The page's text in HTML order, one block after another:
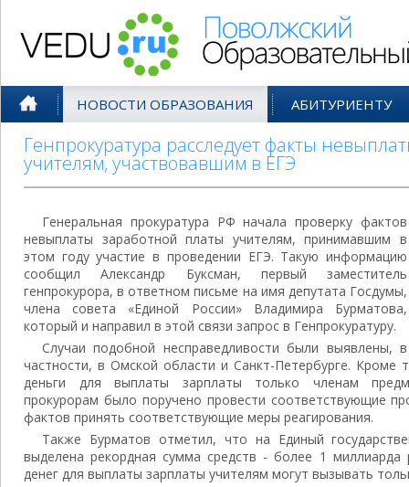
НОВОСТИ ОБРАЗОВАНИЯ АБИТУРИЕНТУ
Генпрокуратура расследует факты
учителям, участвовавшим в ЕГЭ
Генеральная прокуратура РФ начала проверку фактов
невыплаты заработной платы учителям, принимавшим в
этом году участие в проведении ЕГЭ. Такую информацию
сообщил Александр Буксман, первый заместитель
генпрокурора, в ответном письме на имя депутата Госдумы,
члена совета «Единой России» Владимира Бурматова,
который и направил в этой связи запрос в Генпрокуратуру.
Случаи подобной несправедливости были выявлены, в
частности, в Омской области и Санкт-Петербурге. Кроме
деньги для выплаты зарплаты только членам
прокурорам было поручено провести соответствующие
фактов принять соответствующие меры реагирования.
Также Бурматов отметил, что на Единый
выделена рекордная сумма средств - более 1 миллиарда
денег для выплаты зарплаты учителям могут вызывать